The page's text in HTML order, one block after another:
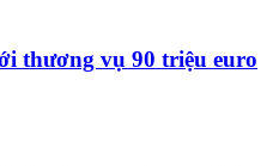
thương vụ 90 triệu euro